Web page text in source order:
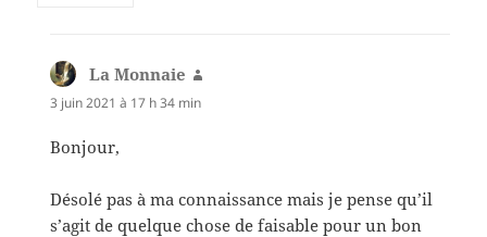
La Monnaie
3 juin 2021 à 17 h 34 min
Bonjour,
Désolé pas à ma connaissance mais je pense qu’il
s’agit de quelque chose de faisable pour un bon